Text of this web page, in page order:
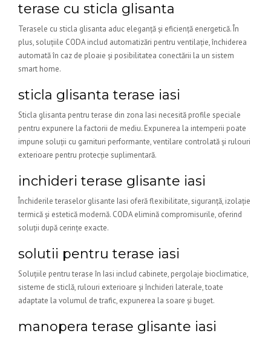
terase cu sticla glisanta
Terasele cu sticla glisanta aduc eleganță și eficiență energetică. În
plus, soluțiile CODA includ automatizări pentru ventilație, închiderea
automată în caz de ploaie și posibilitatea conectării la un sistem
smart home.
sticla glisanta terase iasi
Sticla glisanta pentru terase din zona Iasi necesită profile speciale
pentru expunere la factorii de mediu. Expunerea la intemperii poate
impune soluții cu garnituri performante, ventilare controlată și rulouri
exterioare pentru protecție suplimentară.
inchideri terase glisante iasi
Închiderile teraselor glisante Iasi oferă flexibilitate, siguranță, izolație
termică și estetică modernă. CODA elimină compromisurile, oferind
soluții după cerințe exacte.
solutii pentru terase iasi
Soluțiile pentru terase în Iasi includ cabinete, pergolaje bioclimatice,
sisteme de sticlă, rulouri exterioare și închideri laterale, toate
adaptate la volumul de trafic, expunerea la soare și buget.
manopera terase glisante iasi